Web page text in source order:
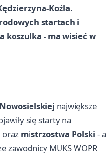
Koźla.
startach i
koszulka - ma wisieć w
największe
się starty na
oraz mistrzostwa Polski - a
zawodnicy MUKS WOPR